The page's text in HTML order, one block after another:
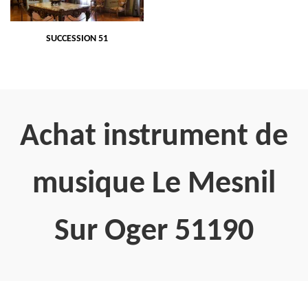
SUCCESSION 51
Achat instrument de
musique Le Mesnil
Sur Oger 51190